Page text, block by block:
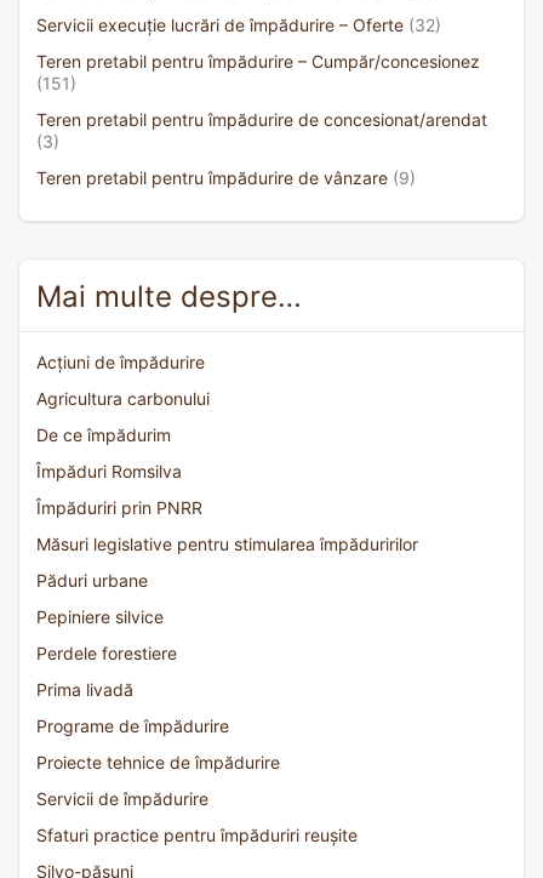
Servicii execuție lucrări de împădurire – Oferte (32)
Teren pretabil pentru împădurire – Cumpăr/concesionez
(151)
Teren pretabil pentru împădurire de concesionat/arendat
(3)
Teren pretabil pentru împădurire de vânzare (9)
Mai multe despre…
Acțiuni de împădurire
Agricultura carbonului
De ce împădurim
Împăduri Romsilva
Împăduriri prin PNRR
Măsuri legislative pentru stimularea împăduririlor
Păduri urbane
Pepiniere silvice
Perdele forestiere
Prima livadă
Programe de împădurire
Proiecte tehnice de împădurire
Servicii de împădurire
Sfaturi practice pentru împăduriri reușite
Silvo-pășuni